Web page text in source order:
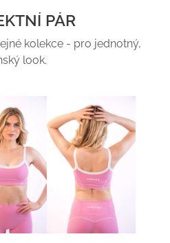
PÁR
kolekce - pro jednotný,
look.